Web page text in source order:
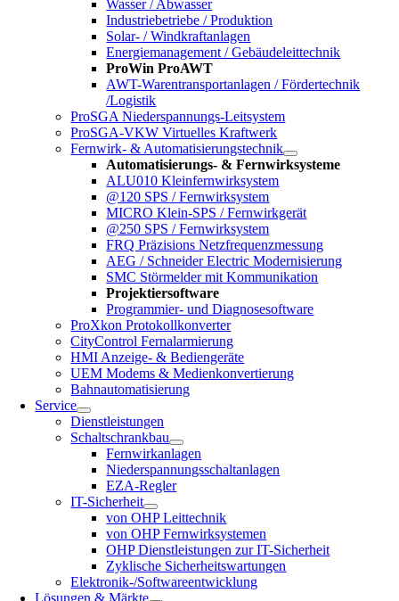
Wasser / Abwasser
Industriebetriebe / Produktion
Solar- / Windkraftanlagen
Energiemanagement / Gebäudeleittechnik
ProWin ProAWT
AWT-Warentransportanlagen / Fördertechnik
/Logistik
ProSGA Niederspannungs-Leitsystem
ProSGA-VKW Virtuelles Kraftwerk
Fernwirk- & Automatisierungstechnik
Automatisierungs- & Fernwirksysteme
ALU010 Kleinfernwirksystem
@120 SPS / Fernwirksystem
MICRO Klein-SPS / Fernwirkgerät
@250 SPS / Fernwirksystem
FRQ Präzisions Netzfrequenzmessung
AEG / Schneider Electric Modernisierung
SMC Störmelder mit Kommunikation
Projektiersoftware
Programmier- und Diagnosesoftware
ProXkon Protokollkonverter
CityControl Fernalarmierung
HMI Anzeige- & Bediengeräte
UEM Modems & Medienkonvertierung
Bahnautomatisierung
Service
Dienstleistungen
Schaltschrankbau
Fernwirkanlagen
Niederspannungsschaltanlagen
EZA-Regler
IT-Sicherheit
von OHP Leittechnik
von OHP Fernwirksystemen
OHP Dienstleistungen zur IT-Sicherheit
Zyklische Sicherheitswartungen
Elektronik-/Softwareentwicklung
Lösungen & Märkte